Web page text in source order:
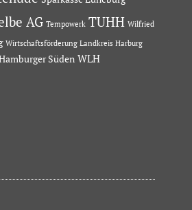
AG Tempowerk TUHH Wilfried
Wirtschaftsförderung Landkreis Harburg
Süden WLH